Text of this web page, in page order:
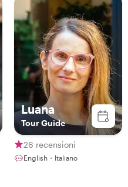
Luana
Tour Guide
26 recensioni
English・Italiano